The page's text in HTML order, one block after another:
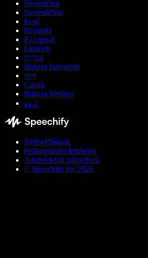
Slovenčina
Slovenščina
Eesti
Hrvatski
Ελληνικά
Lietuvių
עברית
Bahasa Indonesia
বাংলা
Català
Bahasa Melayu
اردو
Sütibeállítások
Felhasználási feltételek
Adatvédelmi irányelvek
© Speechify Inc 2026